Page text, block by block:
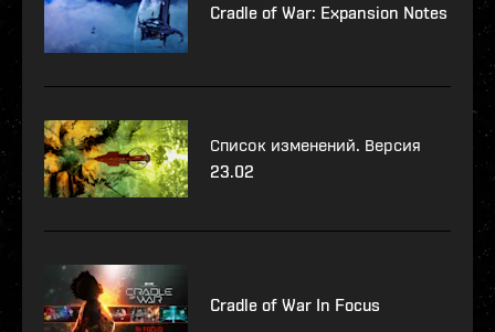
Cradle of War: Expansion Notes
Список изменений. Версия
23.02
Cradle of War In Focus